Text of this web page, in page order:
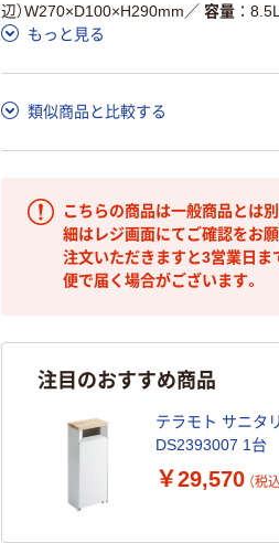
辺）W270×D100×H290mm ／ 容量
8.5L
もっと見る
類似商品と比較する
こちらの商品は一般商品とは
細はレジ画面にてご確認をお
注文いただきますと3営業日ま
便で届く場合がございます。
注目のおすすめ商品
テラモト サニタ
DS2393007 1台
￥29,570 （税込